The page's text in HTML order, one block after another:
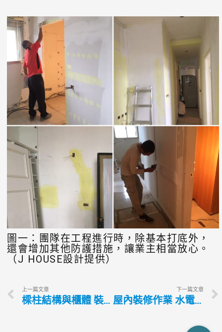
圖一：團隊在工程進行時，除基本打底外，
還會增加其他防護措施，讓業主相當放心。
（J HOUSE設計提供）
上一篇文章
樑柱結構與櫃體 裝修重點提示
下一篇文章
屋內裝修作業 水電配置需留意